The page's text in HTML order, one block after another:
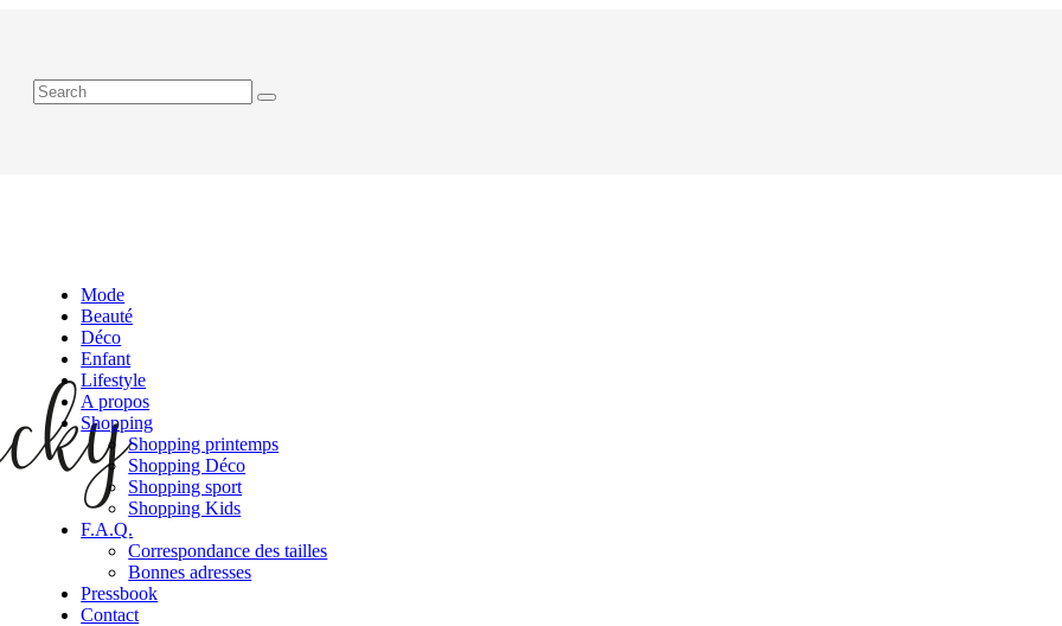
Mode
Beauté
Déco
Enfant
Lifestyle
A propos
Shopping
Shopping printemps
Shopping Déco
Shopping sport
Shopping Kids
F.A.Q.
Correspondance des tailles
Bonnes adresses
Pressbook
Contact